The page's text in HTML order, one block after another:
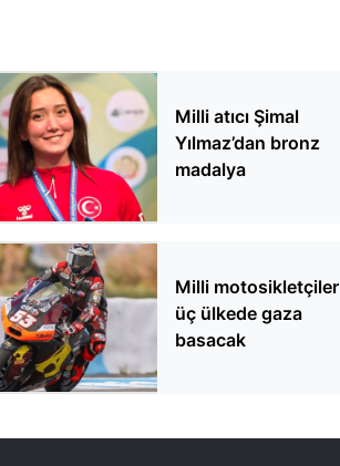
Milli atıcı Şimal
Yılmaz’dan bronz
madalya
Milli motosikletçiler
üç ülkede gaza
basacak